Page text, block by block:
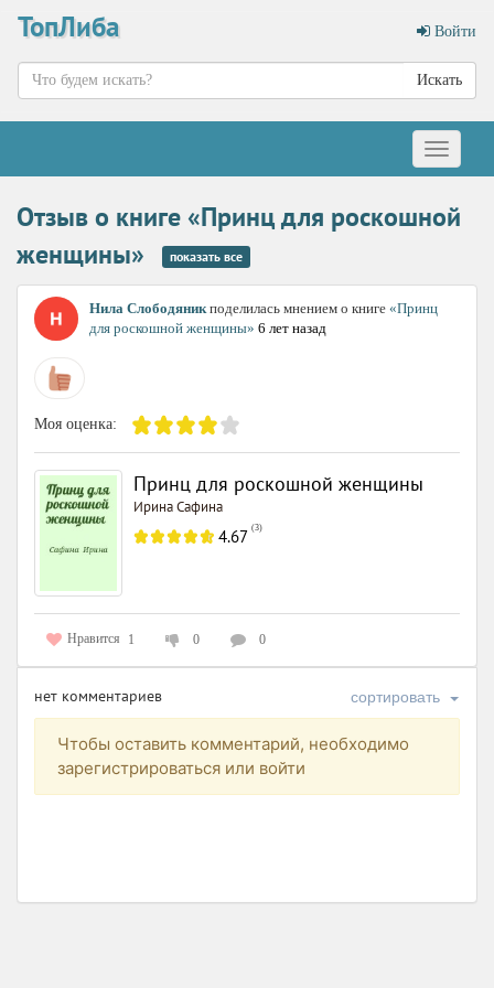
ТопЛиба Войти
Искать
Меню
Отзыв о книге «Принц для роскошной
женщины»
показать все
Нила Слободяникподелилась мнением о книге «Принц
для роскошной женщины» 6 лет назад
Моя оценка:
Принц для роскошной женщины
Ирина Сафина
4.67 (3)
Нравится 1 0 0